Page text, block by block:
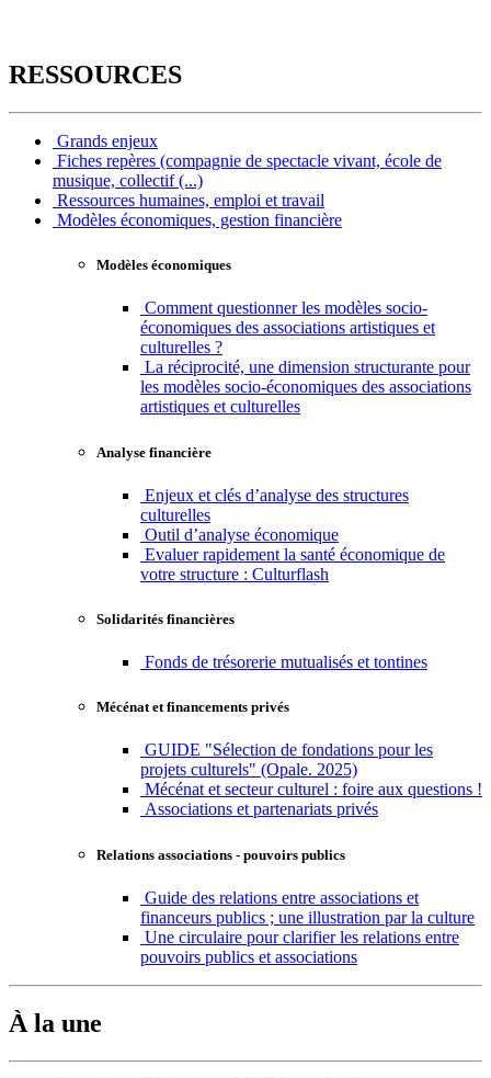
RESSOURCES
Grands enjeux
Fiches repères (compagnie de spectacle vivant, école de
musique, collectif (...)
Ressources humaines, emploi et travail
Modèles économiques, gestion financière
Modèles économiques
Comment questionner les modèles socio-
économiques des associations artistiques et
culturelles ?
La réciprocité, une dimension structurante pour
les modèles socio-économiques des associations
artistiques et culturelles
Analyse financière
Enjeux et clés d’analyse des structures
culturelles
Outil d’analyse économique
Evaluer rapidement la santé économique de
votre structure : Culturflash
Solidarités financières
Fonds de trésorerie mutualisés et tontines
Mécénat et financements privés
GUIDE "Sélection de fondations pour les
projets culturels" (Opale. 2025)
Mécénat et secteur culturel : foire aux questions !
Associations et partenariats privés
Relations associations - pouvoirs publics
Guide des relations entre associations et
financeurs publics ; une illustration par la culture
Une circulaire pour clarifier les relations entre
pouvoirs publics et associations
À la une